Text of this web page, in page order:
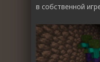
в собственной